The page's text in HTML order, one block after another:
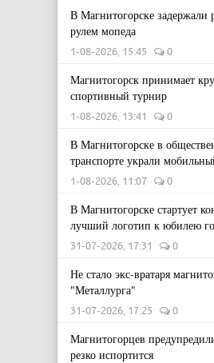
В Магнитогорске задержали
рулем мопеда
1-08-2026, 15:45 0
Магнитогорск принимает
спортивный турнир
1-08-2026, 13:41 0
В Магнитогорске в
транспорте украли
1-08-2026, 11:07 0
В Магнитогорске стартует
лучший логотип к юбилею
31-07-2026, 17:31 0
Не стало экс-вратаря
"Металлурга"
31-07-2026, 17:25 0
Магнитогорцев
резко испортится